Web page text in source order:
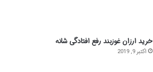
خرید ارزان غوزبند رفع افتادگی شانه
اکتبر 9, 2019